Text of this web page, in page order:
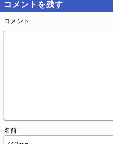
コメントを残す
コメント
名前